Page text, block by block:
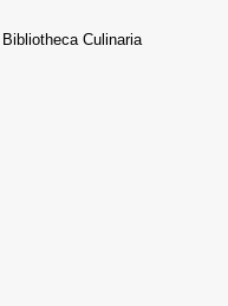
Culinaria